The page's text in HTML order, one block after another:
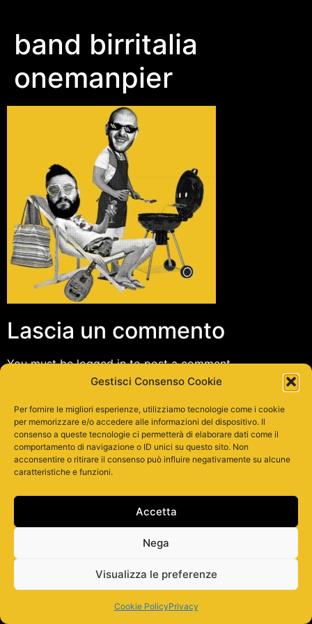
Gestisci Consenso Cookie
Per fornire le migliori esperienze, utilizziamo tecnologie come i cookie
per memorizzare e/o accedere alle informazioni del dispositivo. Il
consenso a queste tecnologie ci permetterà di elaborare dati come il
comportamento di navigazione o ID unici su questo sito. Non
acconsentire o ritirare il consenso può influire negativamente su alcune
caratteristiche e funzioni.
Accetta
Nega
Visualizza le preferenze
Cookie PolicyPrivacy
band birritalia
onemanpier
Lascia un commento
You must be logged in to post a comment.